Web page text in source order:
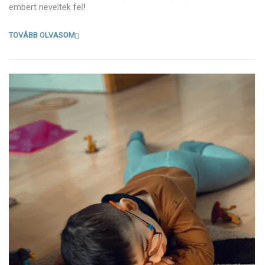
embert neveltek fel!
TOVÁBB OLVASOM